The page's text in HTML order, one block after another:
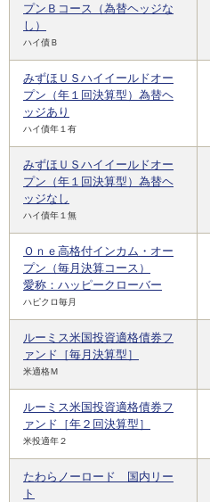
プンＢコース（為替ヘッジな
し）
ハイ債Ｂ
みずほＵＳハイイールドオー
プン（年１回決算型）為替ヘ
ッジあり
ハイ債年１有
みずほＵＳハイイールドオー
プン（年１回決算型）為替ヘ
ッジなし
ハイ債年１無
Ｏｎｅ高格付インカム・オー
プン（毎月決算コース）
愛称：ハッピークローバー
ハピクロ毎月
ルーミス米国投資適格債券フ
ァンド［毎月決算型］
米適格Ｍ
ルーミス米国投資適格債券フ
ァンド［年２回決算型］
米投適年２
たわらノーロード 国内リー
ト